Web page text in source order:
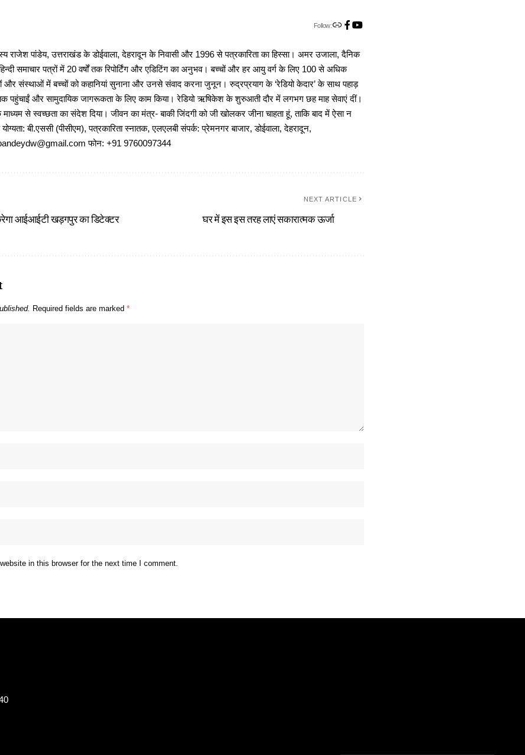
Follow:
पांडेय, उत्तराखंड के डोईवाला, देहरादून के निवासी और 1996 से पत्रकारिता का हिस्सा। अमर उजाला, दैनिक
समाचार पत्रों में 20 वर्षों तक रिपोर्टिंग और एडिटिंग का अनुभव। बच्चों और हर आयु वर्ग के लिए 100 से अधिक
और संस्थाओं में बच्चों को कहानियां सुनाना और उनसे संवाद करना जुनून। रुद्रप्रयाग के ‘रेडियो केदार’ के साथ पहाड़
तक पहुंचाईं और सामुदायिक जागरूकता के लिए काम किया। रेडियो ऋषिकेश के शुरुआती दौर में लगभग छह माह सेवाएं दीं।
से स्वच्छता का संदेश दिया। जीवन का मंत्र- बाकी जिंदगी को जी खोलकर जीना चाहता हूं, ताकि बाद में ऐसा न
बी.एससी (पीसीएम), पत्रकारिता स्नातक, एलएलबी संपर्क: प्रेमनगर बाजार, डोईवाला, देहरादून,
फोन: +91 9760097344
आईआईटी खड़गपुर का डिटेक्टर
NEXT ARTICLE
घर में इस इस तरह लाएं सकारात्मक ऊर्जा
Required fields are marked *
in this browser for the next time I comment.